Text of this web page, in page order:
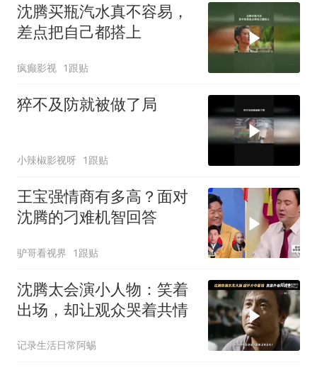
沈腾买瓶汽水真不容易，
差点把自己都搭上
疯癫影视 1跟贴
猝不及防就被做了局
小辣椒影视呀 1跟贴
王宝强情商有多高？面对
沈腾的刁难机智回答
驴哥看视界 1跟贴
沈腾太会演小人物：笑着
出场，却让观众哭着共情
记录生活日常阿蜴